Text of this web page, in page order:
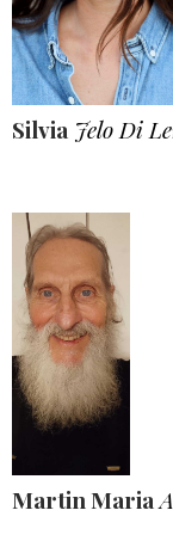
Silvia Jelo Di
Martin Maria